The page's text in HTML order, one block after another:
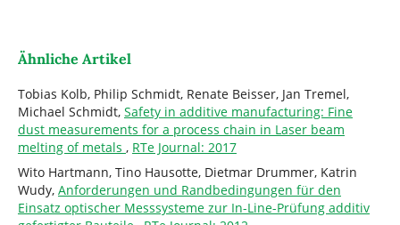
Ähnliche Artikel
Tobias Kolb, Philip Schmidt, Renate Beisser, Jan Tremel,
Michael Schmidt, Safety in additive manufacturing: Fine
dust measurements for a process chain in Laser beam
melting of metals , RTe Journal: 2017
Wito Hartmann, Tino Hausotte, Dietmar Drummer, Katrin
Wudy, Anforderungen und Randbedingungen für den
Einsatz optischer Messsysteme zur In-Line-Prüfung additiv